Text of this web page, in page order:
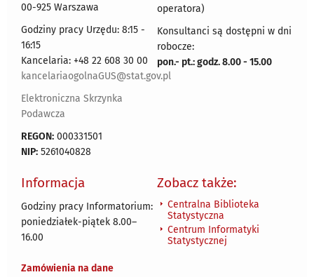
00-925 Warszawa
Godziny pracy Urzędu: 8:15 -
16:15
Kancelaria: +48 22 608 30 00
kancelariaogolnaGUS@stat.gov.pl
Elektroniczna Skrzynka
Podawcza
REGON: 000331501
NIP: 5261040828
operatora)
Konsultanci są dostępni w dni
robocze:
pon.- pt.: godz. 8.00 - 15.00
Informacja
Godziny pracy Informatorium:
poniedziałek-piątek 8.00–
16.00
Zamówienia na dane
Zobacz także:
Centralna Biblioteka
Statystyczna
Centrum Informatyki
Statystycznej